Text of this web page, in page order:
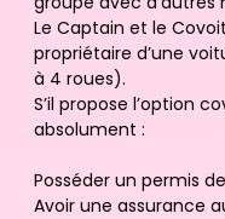
Le Captain et le
propriétaire d’une
à 4 roues).
S’il propose l’option
absolument :
Posséder un permis
Avoir une assurance